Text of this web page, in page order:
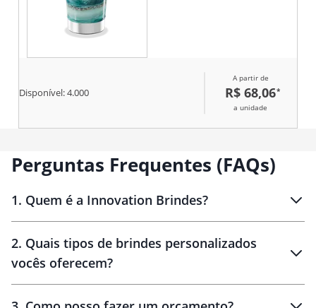
Disponível:4.000
A partir de
R$ 68,06*
a unidade
Perguntas Frequentes (FAQs)
1. Quem é a Innovation Brindes?
Brindes personalizados
2. Quais tipos de brindes personalizados
vocês oferecem?